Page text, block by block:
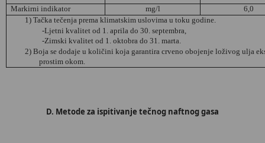
Markirni indikator mg/l
6,0
1) Tačka tečenja prema klimatskim uslovima u toku godine.
-Ljetni kvalitet od 1. aprila do 30. septembra,
-Zimski kvalitet od 1. oktobra do 31. marta.
2) Boja se dodaje u količini koja garantira crveno obojenje loživog ulja
prostim okom.
D. Metode za ispitivanje tečnog naftnog gasa